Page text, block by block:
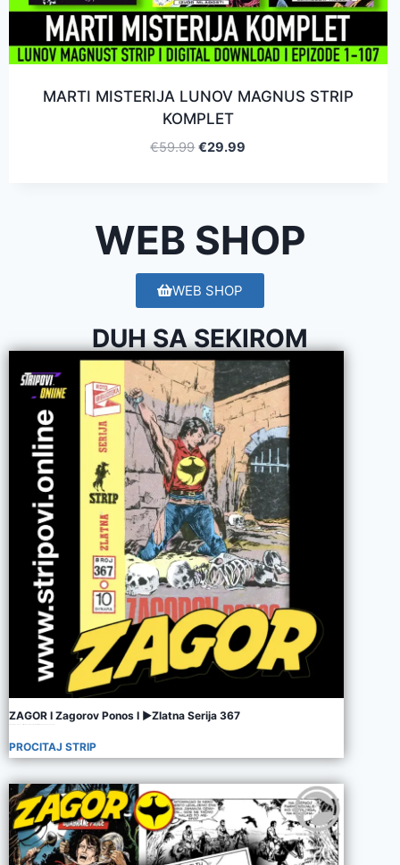
WEB SHOP
MARTI MISTERIJA LUNOV MAGNUS STRIP
KOMPLET
€59.99 €29.99
WEB SHOP
DUH SA SEKIROM
ZAGOR I Zagorov Ponos I ►Zlatna Serija 367
PROCITAJ STRIP